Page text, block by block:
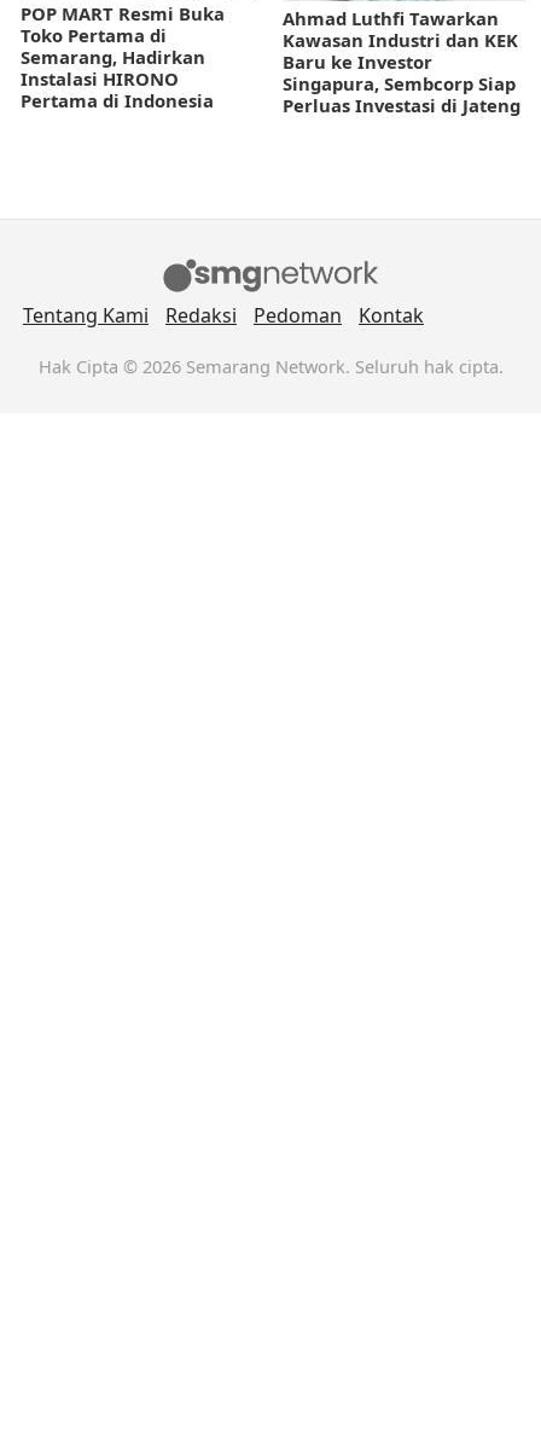
POP MART Resmi Buka
Toko Pertama di
Semarang, Hadirkan
Instalasi HIRONO
Pertama di Indonesia
Ahmad Luthfi Tawarkan
Kawasan Industri dan KEK
Baru ke Investor
Singapura, Sembcorp Siap
Perluas Investasi di Jateng
Tentang Kami Redaksi Pedoman Kontak
Hak Cipta © 2026 Semarang Network. Seluruh hak cipta.